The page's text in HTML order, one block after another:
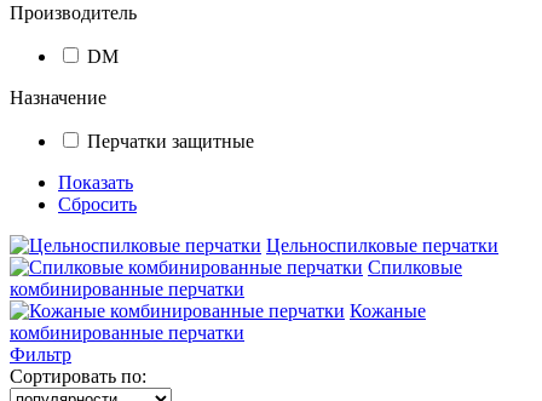
Производитель
DM
Назначение
Перчатки защитные
Показать
Сбросить
Цельноспилковые перчатки
Спилковые
комбинированные перчатки
Кожаные
комбинированные перчатки
Фильтр
Сортировать по: